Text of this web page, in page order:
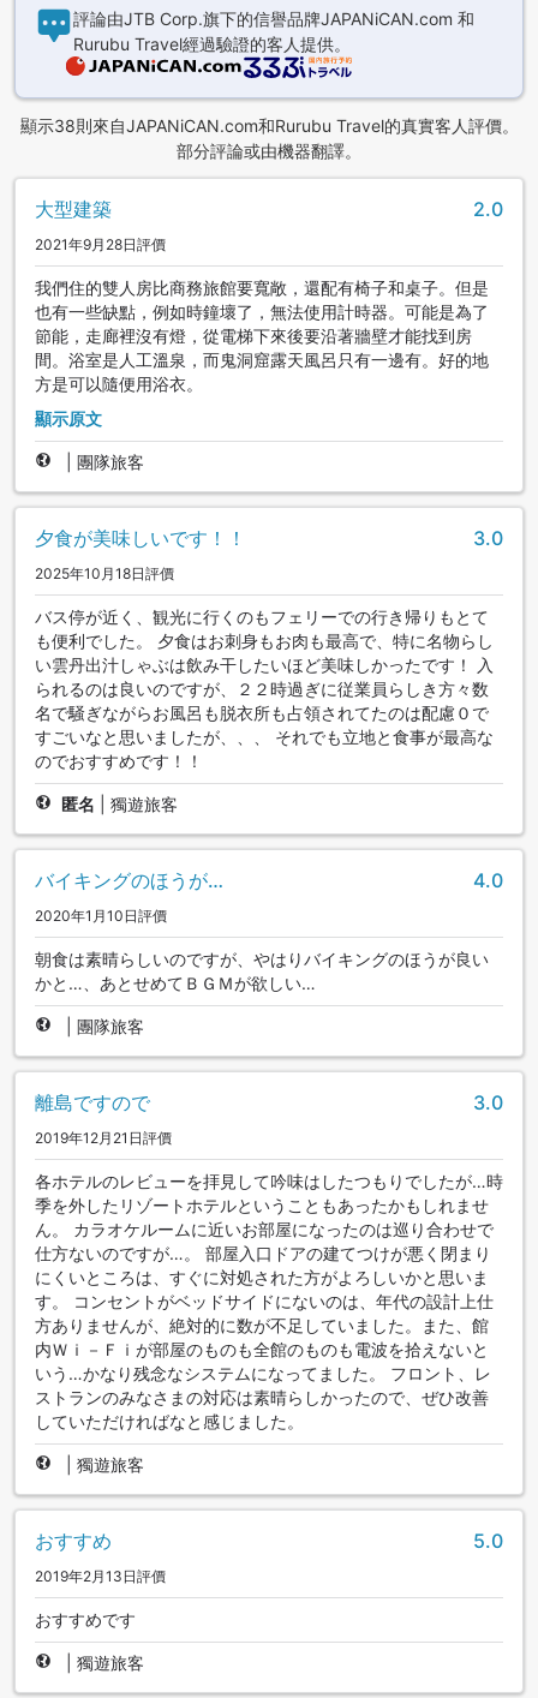
評論由JTB Corp.旗下的信譽品牌JAPANiCAN.com 和
Rurubu Travel經過驗證的客人提供。
顯示38則來自JAPANiCAN.com和Rurubu Travel的真實客人評價。
部分評論或由機器翻譯。
大型建築 2.0
2021年9月28日評價
我們住的雙人房比商務旅館要寬敞，還配有椅子和桌子。但是
也有一些缺點，例如時鐘壞了，無法使用計時器。可能是為了
節能，走廊裡沒有燈，從電梯下來後要沿著牆壁才能找到房
間。浴室是人工溫泉，而鬼洞窟露天風呂只有一邊有。好的地
方是可以隨便用浴衣。
顯示原文
團隊旅客
夕食が美味しいです！！ 3.0
2025年10月18日評價
バス停が近く、観光に行くのもフェリーでの行き帰りもとて
も便利でした。 夕食はお刺身もお肉も最高で、特に名物らし
い雲丹出汁しゃぶは飲み干したいほど美味しかったです！ 入
られるのは良いのですが、２２時過ぎに従業員らしき方々数
名で騒ぎながらお風呂も脱衣所も占領されてたのは配慮０で
すごいなと思いましたが、、、 それでも立地と食事が最高な
のでおすすめです！！
匿名 獨遊旅客
バイキングのほうが… 4.0
2020年1月10日評價
朝食は素晴らしいのですが、やはりバイキングのほうが良い
かと…、あとせめてＢＧＭが欲しい…
團隊旅客
離島ですので 3.0
2019年12月21日評價
各ホテルのレビューを拝見して吟味はしたつもりでしたが…時
季を外したリゾートホテルということもあったかもしれませ
ん。 カラオケルームに近いお部屋になったのは巡り合わせで
仕方ないのですが…。 部屋入口ドアの建てつけが悪く閉まり
にくいところは、すぐに対処された方がよろしいかと思いま
す。 コンセントがベッドサイドにないのは、年代の設計上仕
方ありませんが、絶対的に数が不足していました。また、館
内Ｗｉ－Ｆｉが部屋のものも全館のものも電波を拾えないと
いう…かなり残念なシステムになってました。 フロント、レ
ストランのみなさまの対応は素晴らしかったので、ぜひ改善
していただければなと感じました。
獨遊旅客
おすすめ 5.0
2019年2月13日評價
おすすめです
獨遊旅客